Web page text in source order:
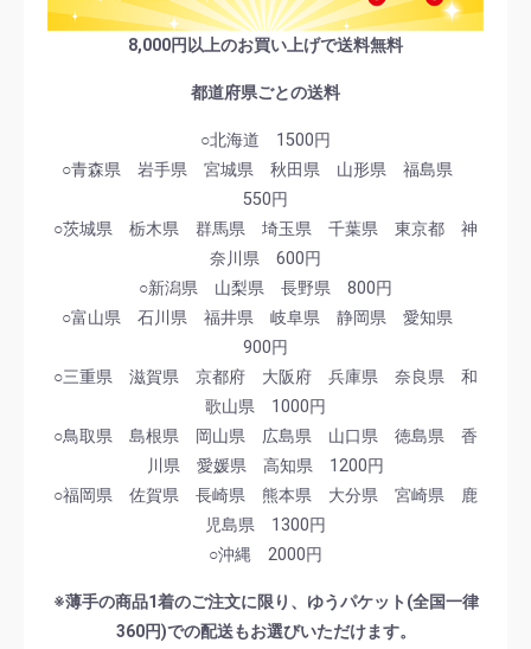
8,000円以上のお買い上げで送料無料
都道府県ごとの送料
○北海道 1500円
○青森県 岩手県 宮城県 秋田県 山形県 福島県
550円
○茨城県 栃木県 群馬県 埼玉県 千葉県 東京都 神
奈川県 600円
○新潟県 山梨県 長野県 800円
○富山県 石川県 福井県 岐阜県 静岡県 愛知県
900円
○三重県 滋賀県 京都府 大阪府 兵庫県 奈良県 和
歌山県 1000円
○鳥取県 島根県 岡山県 広島県 山口県 徳島県 香
川県 愛媛県 高知県 1200円
○福岡県 佐賀県 長崎県 熊本県 大分県 宮崎県 鹿
児島県 1300円
○沖縄 2000円
※薄手の商品1着のご注文に限り、ゆうパケット(全国一律
360円)での配送もお選びいただけます。